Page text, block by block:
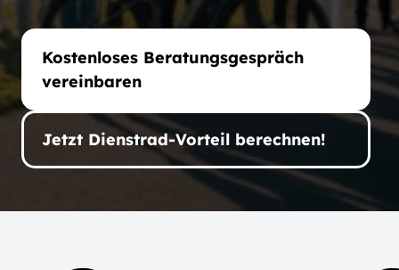
Kostenloses Beratungsgespräch
vereinbaren
Jetzt Dienstrad-Vorteil berechnen!